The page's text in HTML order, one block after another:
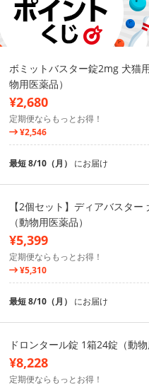
ボミットバスター錠2mg 犬猫
物用医薬品）
¥2,680
定期便ならもっとお得！
¥2,546
最短 8/10（月） にお届け
【2個セット】ディアバスター
（動物用医薬品）
¥5,399
定期便ならもっとお得！
¥5,310
最短 8/10（月） にお届け
ドロンタール錠 1箱24錠（動物
¥8,228
定期便ならもっとお得！